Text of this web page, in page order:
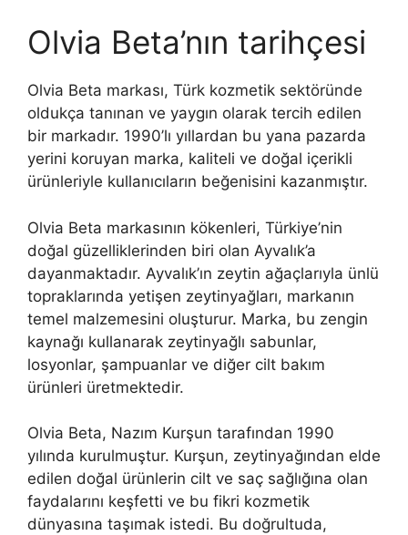
Olvia Beta’nın tarihçesi
Olvia Beta markası, Türk kozmetik sektöründe
oldukça tanınan ve yaygın olarak tercih edilen
bir markadır. 1990’lı yıllardan bu yana pazarda
yerini koruyan marka, kaliteli ve doğal içerikli
ürünleriyle kullanıcıların beğenisini kazanmıştır.
Olvia Beta markasının kökenleri, Türkiye’nin
doğal güzelliklerinden biri olan Ayvalık’a
dayanmaktadır. Ayvalık’ın zeytin ağaçlarıyla ünlü
topraklarında yetişen zeytinyağları, markanın
temel malzemesini oluşturur. Marka, bu zengin
kaynağı kullanarak zeytinyağlı sabunlar,
losyonlar, şampuanlar ve diğer cilt bakım
ürünleri üretmektedir.
Olvia Beta, Nazım Kurşun tarafından 1990
yılında kurulmuştur. Kurşun, zeytinyağından elde
edilen doğal ürünlerin cilt ve saç sağlığına olan
faydalarını keşfetti ve bu fikri kozmetik
dünyasına taşımak istedi. Bu doğrultuda,